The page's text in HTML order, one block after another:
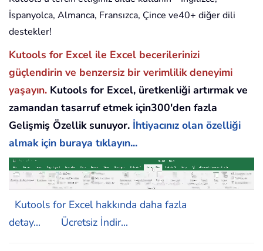
İspanyolca, Almanca, Fransızca, Çince ve40+ diğer dili
destekler!
Kutools for Excel ile Excel becerilerinizi
güçlendirin ve benzersiz bir verimlilik deneyimi
yaşayın. Kutools for Excel, üretkenliği artırmak ve
zamandan tasarruf etmek için300'den fazla
Gelişmiş Özellik sunuyor. İhtiyacınız olan özelliği
almak için buraya tıklayın...
Kutools for Excel hakkında daha fazla
detay...
Ücretsiz İndir...